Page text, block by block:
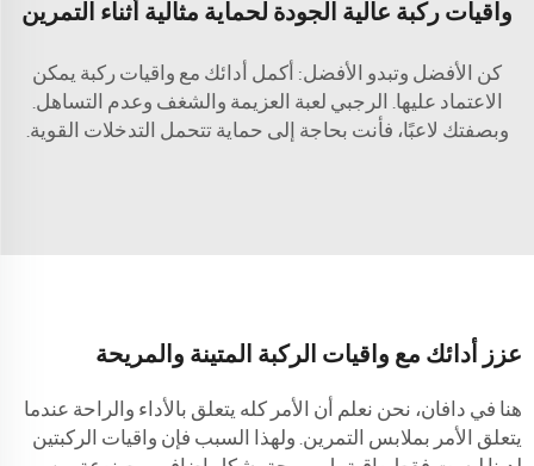
واقيات ركبة عالية الجودة لحماية مثالية أثناء التمرين
كن الأفضل وتبدو الأفضل: أكمل أدائك مع واقيات ركبة يمكن
الاعتماد عليها. الرجبي لعبة العزيمة والشغف وعدم التساهل.
وبصفتك لاعبًا، فأنت بحاجة إلى حماية تتحمل التدخلات القوية.
عزز أدائك مع واقيات الركبة المتينة والمريحة
هنا في دافان، نحن نعلم أن الأمر كله يتعلق بالأداء والراحة عندما
يتعلق الأمر بملابس التمرين. ولهذا السبب فإن واقيات الركبتين